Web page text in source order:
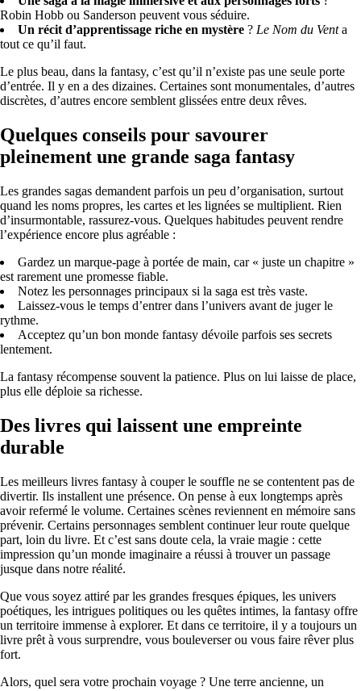
Robin Hobb ou Sanderson peuvent vous séduire.
Un récit d’apprentissage riche en mystère ? Le Nom du Venta
tout ce qu’il faut.
Le plus beau, dans la fantasy, c’est qu’il n’existe pas une seule porte
d’entrée. Il y en a des dizaines. Certaines sont monumentales, d’autres
discrètes, d’autres encore semblent glissées entre deux rêves.
Quelques conseils pour savourer
pleinement une grande saga fantasy
Les grandes sagas demandent parfois un peu d’organisation, surtout
quand les noms propres, les cartes et les lignées se multiplient. Rien
d’insurmontable, rassurez-vous. Quelques habitudes peuvent rendre
l’expérience encore plus agréable :
Gardez un marque-page à portée de main, car « juste un chapitre »
est rarement une promesse fiable.
Notez les personnages principaux si la saga est très vaste.
Laissez-vous le temps d’entrer dans l’univers avant de juger le
rythme.
Acceptez qu’un bon monde fantasy dévoile parfois ses secrets
lentement.
La fantasy récompense souvent la patience. Plus on lui laisse de place,
plus elle déploie sa richesse.
Des livres qui laissent une empreinte
durable
Les meilleurs livres fantasy à couper le souffle ne se contentent pas de
divertir. Ils installent une présence. On pense à eux longtemps après
avoir refermé le volume. Certaines scènes reviennent en mémoire sans
prévenir. Certains personnages semblent continuer leur route quelque
part, loin du livre. Et c’est sans doute cela, la vraie magie : cette
impression qu’un monde imaginaire a réussi à trouver un passage
jusque dans notre réalité.
Que vous soyez attiré par les grandes fresques épiques, les univers
poétiques, les intrigues politiques ou les quêtes intimes, la fantasy offre
un territoire immense à explorer. Et dans ce territoire, il y a toujours un
livre prêt à vous surprendre, vous bouleverser ou vous faire rêver plus
fort.
Alors, quel sera votre prochain voyage ? Une terre ancienne, un